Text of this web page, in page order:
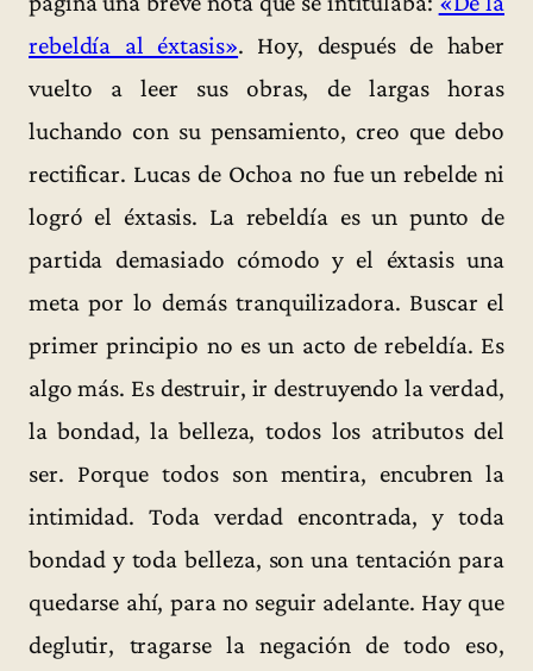
rebeldía al éxtasis». Hoy, después de haber
vuelto a leer sus obras, de largas horas
luchando con su pensamiento, creo que debo
rectificar. Lucas de Ochoa no fue un rebelde ni
logró el éxtasis. La rebeldía es un punto de
partida demasiado cómodo y el éxtasis una
meta por lo demás tranquilizadora. Buscar el
primer principio no es un acto de rebeldía. Es
algo más. Es destruir, ir destruyendo la verdad,
la bondad, la belleza, todos los atributos del
ser. Porque todos son mentira, encubren la
intimidad. Toda verdad encontrada, y toda
bondad y toda belleza, son una tentación para
quedarse ahí, para no seguir adelante. Hay que
deglutir, tragarse la negación de todo eso,